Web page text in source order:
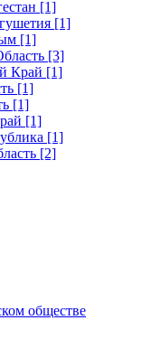
[1]
[1]
[1]
[3]
Край [1]
[1]
[1]
[1]
[1]
[2]
обществе